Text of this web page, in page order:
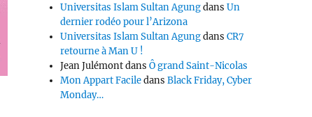
Universitas Islam Sultan AgungdansUn
dernier rodéo pour l’Arizona
Universitas Islam Sultan AgungdansCR7
retourne à Man U !
Jean JulémontdansÔ grand Saint-Nicolas
Mon Appart FaciledansBlack Friday, Cyber
Monday…